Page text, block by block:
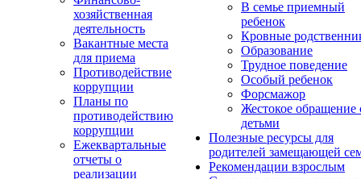
хозяйственная
деятельность
Вакантные места
для приема
Противодействие
коррупции
Планы по
противодействию
коррупции
Ежеквартальные
отчеты о
реализации
В семье приемный
ребенок
Кровные
Образование
Трудное поведение
Особый ребенок
Форсмажор
Жестокое обращение
детьми
Полезные ресурсы для
родителей замещающей
Рекомендации взрослым